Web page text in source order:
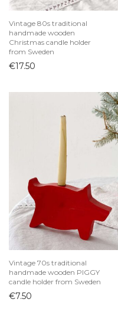
Biriems produktams
Cukrinės
Desertinės lėkštutės
Dubenys
Kavai ir arbatai
Ledainės ir desertinės
Padėklai
Padėkliukai
Pieninukės
Puodai ir keptuvės
Puodeliai
Sriubinės
Stalo įrankiai
Vintage 80s traditional
handmade wooden
Christmas candle holder
from Sweden
€17.50
Vintage 70s traditional
handmade wooden PIGGY
candle holder from Sweden
€7.50